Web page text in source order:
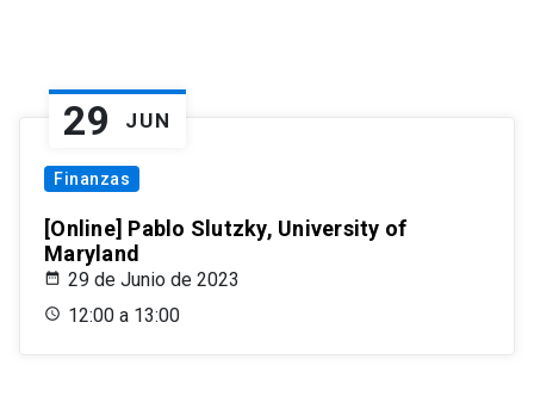
29 JUN
Finanzas
[Online] Pablo Slutzky, University of
Maryland
29 de Junio de 2023
12:00 a 13:00